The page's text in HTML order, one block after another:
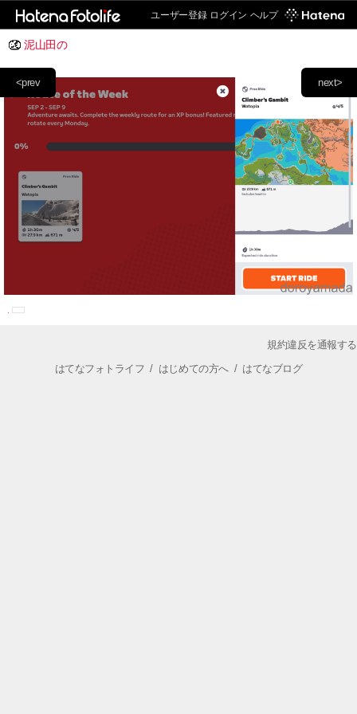
ユーザー登録 ログイン ヘルプ
泥山田の
next>
<prev
規約違反を通報する
はてなフォトライフ / はじめての方へ/ はてなブログ